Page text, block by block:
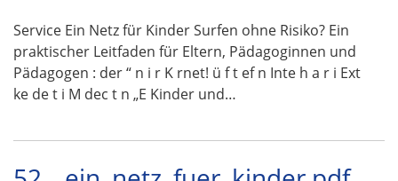
Service Ein Netz für Kinder Surfen ohne Risiko? Ein
praktischer Leitfaden für Eltern, Pädagoginnen und
Pädagogen : der “ n i r K rnet! ü f t ef n Inte h a r i Ext
ke de t i M dec t n „E Kinder und…